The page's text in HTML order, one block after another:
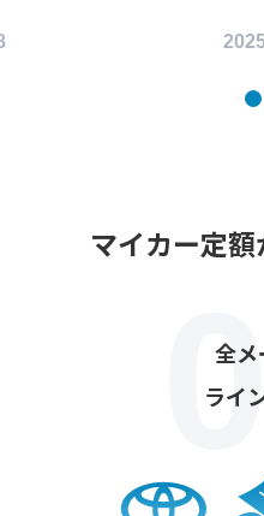
マイカー定
全メ
ライ